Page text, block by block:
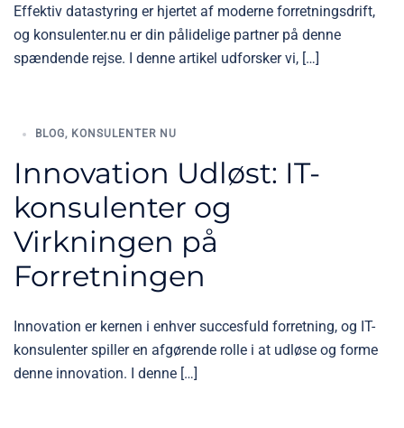
Effektiv datastyring er hjertet af moderne forretningsdrift,
og konsulenter.nu er din pålidelige partner på denne
spændende rejse. I denne artikel udforsker vi, […]
BLOG, KONSULENTER NU
Innovation Udløst: IT-
konsulenter og
Virkningen på
Forretningen
Innovation er kernen i enhver succesfuld forretning, og IT-
konsulenter spiller en afgørende rolle i at udløse og forme
denne innovation. I denne […]